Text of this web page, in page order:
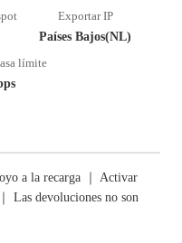
Exportar IP
Países Bajos(NL)
límite
a la recarga ｜ Activar
Las devoluciones no son